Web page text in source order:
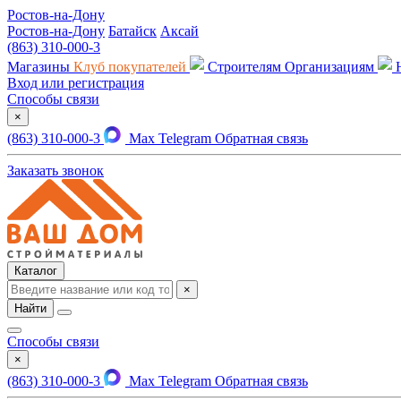
Ростов-на-Дону
Ростов-на-Дону Батайск Аксай
(863) 310-000-3
Магазины Клуб покупателей Строителям Организациям
Вход или регистрация
Способы связи
×
(863) 310-000-3 Max Telegram Обратная связь
Заказать звонок
Каталог
×
Найти
Способы связи
×
(863) 310-000-3 Max Telegram Обратная связь